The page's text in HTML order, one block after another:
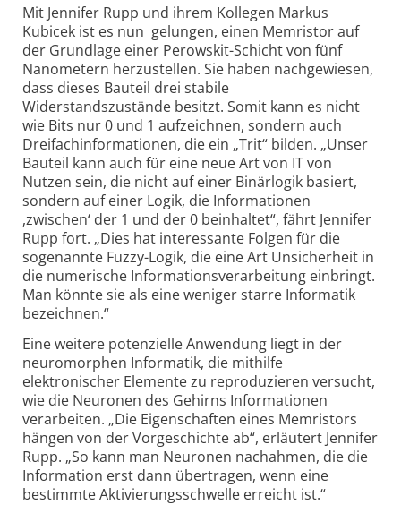
Mit Jennifer Rupp und ihrem Kollegen Markus
Kubicek ist es nun gelungen, einen Memristor auf
der Grundlage einer Perowskit-Schicht von fünf
Nanometern herzustellen. Sie haben nachgewiesen,
dass dieses Bauteil drei stabile
Widerstandszustände besitzt. Somit kann es nicht
wie Bits nur 0 und 1 aufzeichnen, sondern auch
Dreifachinformationen, die ein „Trit“ bilden. „Unser
Bauteil kann auch für eine neue Art von IT von
Nutzen sein, die nicht auf einer Binärlogik basiert,
sondern auf einer Logik, die Informationen
,zwischen‘ der 1 und der 0 beinhaltet“, fährt Jennifer
Rupp fort. „Dies hat interessante Folgen für die
sogenannte Fuzzy-Logik, die eine Art Unsicherheit in
die numerische Informationsverarbeitung einbringt.
Man könnte sie als eine weniger starre Informatik
bezeichnen.“
Eine weitere potenzielle Anwendung liegt in der
neuromorphen Informatik, die mithilfe
elektronischer Elemente zu reproduzieren versucht,
wie die Neuronen des Gehirns Informationen
verarbeiten. „Die Eigenschaften eines Memristors
hängen von der Vorgeschichte ab“, erläutert Jennifer
Rupp. „So kann man Neuronen nachahmen, die die
Information erst dann übertragen, wenn eine
bestimmte Aktivierungsschwelle erreicht ist.“